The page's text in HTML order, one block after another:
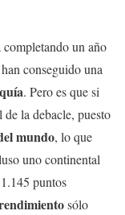
completando un año
conseguido una
. Pero es que si
la debacle, puesto
mundo, lo que
uno continental
puntos
sólo